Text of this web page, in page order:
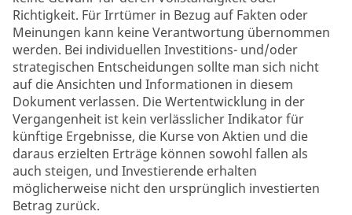
Richtigkeit. Für Irrtümer in Bezug auf Fakten oder
Meinungen kann keine Verantwortung übernommen
werden. Bei individuellen Investitions- und/oder
strategischen Entscheidungen sollte man sich nicht
auf die Ansichten und Informationen in diesem
Dokument verlassen. Die Wertentwicklung in der
Vergangenheit ist kein verlässlicher Indikator für
künftige Ergebnisse, die Kurse von Aktien und die
daraus erzielten Erträge können sowohl fallen als
auch steigen, und Investierende erhalten
möglicherweise nicht den ursprünglich investierten
Betrag zurück.